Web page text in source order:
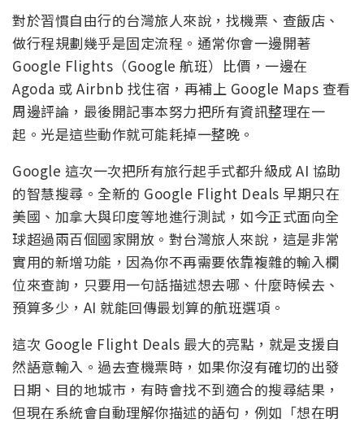
對於習慣自由行的台灣旅人來說，找機票、查飯店、
做行程規劃幾乎是固定流程。通常你會一邊開著
Google Flights（Google 航班）比價，一邊在
Agoda 或 Airbnb 找住宿，再補上 Google Maps 查看
周邊評論，最後開記事本努力把所有資訊整理在一
起。光是這些動作就可能耗掉一整晚。
Google 這次一次把所有旅行起手式都升級成 AI 協助
的智慧搜尋。全新的 Google Flight Deals 早期只在
美國、加拿大與印度等地進行測試，如今正式面向全
球超過兩百個國家開放。對台灣旅人來說，這是非常
實用的新增功能，因為你不再需要依靠複雜的輸入欄
位來查詢，只要用一句話描述想去哪、什麼時候去、
預算多少，AI 就能回傳最划算的航班選項。
這次 Google Flight Deals 最大的亮點，就是支援自
然語意輸入。過去查機票時，如果你沒有確切的出發
日期、目的地城市，有時會找不到適合的搜尋結果，
但現在系統會自動理解你描述的語句，例如「想在明